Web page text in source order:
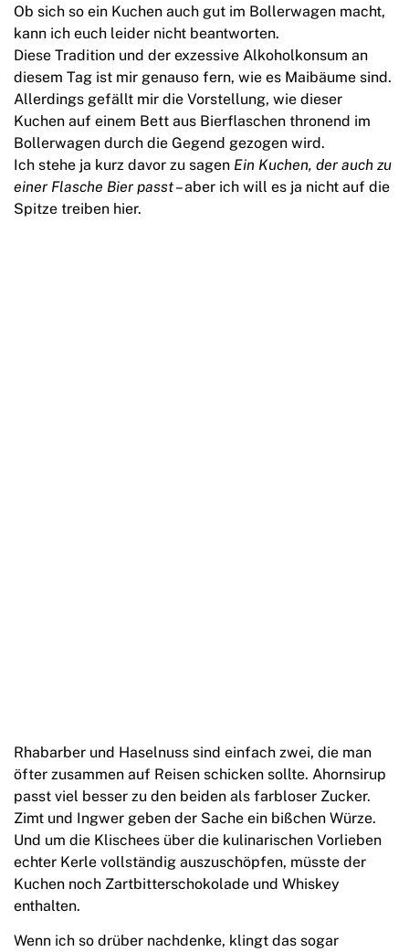
Ob sich so ein Kuchen auch gut im Bollerwagen macht,
kann ich euch leider nicht beantworten.
Diese Tradition und der exzessive Alkoholkonsum an
diesem Tag ist mir genauso fern, wie es Maibäume sind.
Allerdings gefällt mir die Vorstellung, wie dieser
Kuchen auf einem Bett aus Bierflaschen thronend im
Bollerwagen durch die Gegend gezogen wird.
Ich stehe ja kurz davor zu sagen Ein Kuchen, der auch zu
einer Flasche Bier passt– aber ich will es ja nicht auf die
Spitze treiben hier.
Rhabarber und Haselnuss sind einfach zwei, die man
öfter zusammen auf Reisen schicken sollte. Ahornsirup
passt viel besser zu den beiden als farbloser Zucker.
Zimt und Ingwer geben der Sache ein bißchen Würze.
Und um die Klischees über die kulinarischen Vorlieben
echter Kerle vollständig auszuschöpfen, müsste der
Kuchen noch Zartbitterschokolade und Whiskey
enthalten.
Wenn ich so drüber nachdenke, klingt das sogar